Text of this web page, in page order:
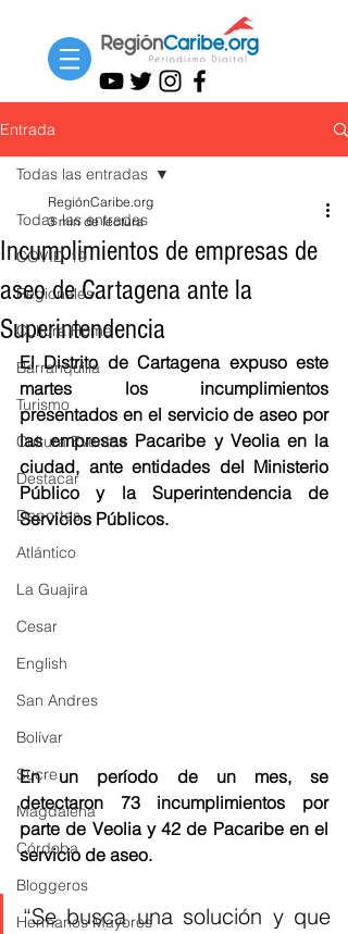
Entrada
Todas las entradas
COVID-19
Regionales
Cultura Home
Barranquilla
Turismo
Cultura Eventos
Destacar
Deportes
Atlántico
La Guajira
Cesar
English
San Andres
Bolívar
Sucre
Magdalena
Córdoba
Bloggeros
Hermanos Mayores
Todas las entradas
Incumplimientos de empresas de
aseo de Cartagena ante la
Superintendencia
RegiónCaribe.org
3 min de lectura
El Distrito de Cartagena expuso este
martes los incumplimientos
presentados en el servicio de aseo por
las empresas Pacaribe y Veolia en la
ciudad, ante entidades del Ministerio
Público y la Superintendencia de
Servicios Públicos.
En un período de un mes, se
detectaron 73 incumplimientos por
parte de Veolia y 42 de Pacaribe en el
servicio de aseo.
“Se busca una solución y que